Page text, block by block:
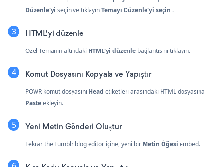
Düzenle'yi seçin ve tıklayınTemayı Düzenle'yi seçin .
HTML'yi düzenle
Özel Temanın altındaki HTML'yi düzenle bağlantısını tıklayın.
Komut Dosyasını Kopyala ve Yapıştır
POWR komut dosyasını Head etiketleri arasındaki HTML dosyasına
Pasteekleyin.
Yeni Metin Gönderi Oluştur
Tekrar the Tumblr blog editor içine, yeni bir Metin Öğesi embed.